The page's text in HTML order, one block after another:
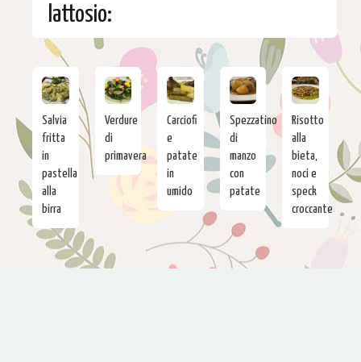
lattosio:
Salvia
fritta
in
pastella
alla
birra
Verdure
di
primavera
Carciofi
e
patate
in
umido
Spezzatino
di
manzo
con
patate
Risotto
alla
bieta,
noci e
speck
croccante